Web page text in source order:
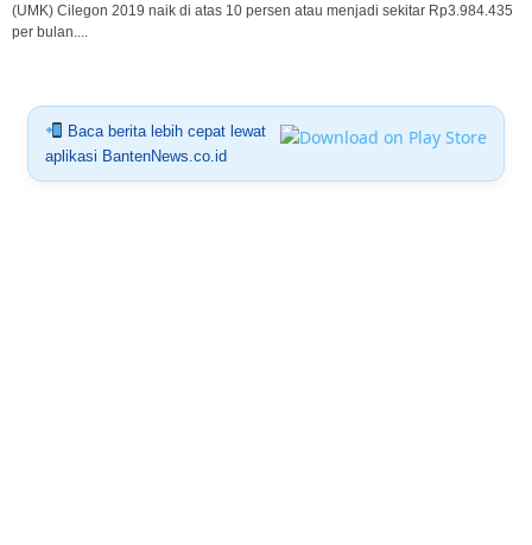
(UMK) Cilegon 2019 naik di atas 10 persen atau menjadi sekitar Rp3.984.435
per bulan....
Baca berita lebih cepat lewat
aplikasi BantenNews.co.id